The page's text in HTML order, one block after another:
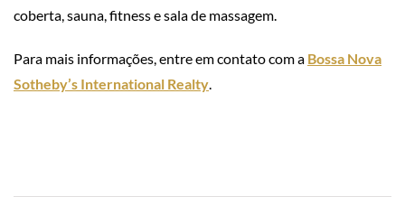
coberta, sauna, fitness e sala de massagem.
Para mais informações, entre em contato com a Bossa Nova
Sotheby’s International Realty.